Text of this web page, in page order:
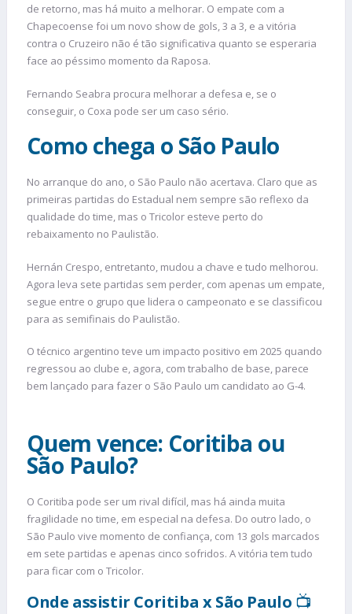
de retorno, mas há muito a melhorar. O empate com a
Chapecoense foi um novo show de gols, 3 a 3, e a vitória
contra o Cruzeiro não é tão significativa quanto se esperaria
face ao péssimo momento da Raposa.
Fernando Seabra procura melhorar a defesa e, se o
conseguir, o Coxa pode ser um caso sério.
Como chega o São Paulo
No arranque do ano, o São Paulo não acertava. Claro que as
primeiras partidas do Estadual nem sempre são reflexo da
qualidade do time, mas o Tricolor esteve perto do
rebaixamento no Paulistão.
Hernán Crespo, entretanto, mudou a chave e tudo melhorou.
Agora leva sete partidas sem perder, com apenas um empate,
segue entre o grupo que lidera o campeonato e se classificou
para as semifinais do Paulistão.
O técnico argentino teve um impacto positivo em 2025 quando
regressou ao clube e, agora, com trabalho de base, parece
bem lançado para fazer o São Paulo um candidato ao G-4.
Quem vence: Coritiba ou
São Paulo?
O Coritiba pode ser um rival difícil, mas há ainda muita
fragilidade no time, em especial na defesa. Do outro lado, o
São Paulo vive momento de confiança, com 13 gols marcados
em sete partidas e apenas cinco sofridos. A vitória tem tudo
para ficar com o Tricolor.
Onde assistir Coritiba x São Paulo 📺